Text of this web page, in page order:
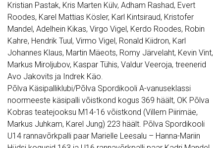
Kristian Pastak, Kris Marten Külv, Adham Rashad, Evert
Roodes, Karel Mattias Kösler, Karl Kintsiraud, Kristofer
Mandel, Adelhein Kikas, Virgo Vigel, Kerdo Roodes, Robin
Kahre, Hendrik Tuul, Virmo Vigel, Ronald Kiidron, Karl
Johannes Klaus, Martin Mäeots, Romy Järvelaht, Kevin Vint,
Markus Miroljubov, Kaspar Tühis, Valdur Veeroja, treenerid
Avo Jakovits ja Indrek Käo.
Põlva Käsipalliklubi/Põlva Spordikooli A-vanuseklassi
noormeeste käsipalli võistkond kogus 369 häält, OK Põlva
Kobras teatejooksu M14-16 võistkond (Villem Piirimäe,
Markus Juhkam, Karel Jung) 223 häält. Põlva Spordikooli
U14 rannavõrkpalli paar Marielle Leesalu – Hanna-Mariin